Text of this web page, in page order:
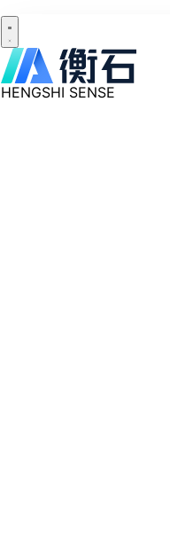
HENGSHI SENSE